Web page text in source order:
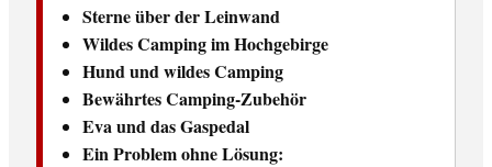
Sterne über der Leinwand
Wildes Camping im Hochgebirge
Hund und wildes Camping
Bewährtes Camping-Zubehör
Eva und das Gaspedal
Ein Problem ohne Lösung: